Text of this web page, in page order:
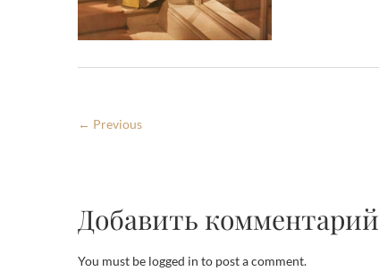
← Previous
Добавить комментарий
You must be logged in to post a comment.